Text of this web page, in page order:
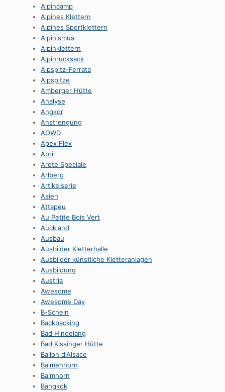
Alpincamp
Alpines Klettern
Alpines Sportklettern
Alpinismus
Alpinklettern
Alpinrucksack
Alpspitz-Ferrata
Alpspitze
Amberger Hütte
Analyse
Angkor
Anstrengung
AOWD
Apex Flex
April
Arete Speciale
Arlberg
Artikelserie
Asien
Attapeu
Au Petite Bois Vert
Auckland
Ausbau
Ausbilder Kletterhalle
Ausbilder künstliche Kletteranlagen
Ausbildung
Austria
Awesome
Awesome Day
B-Schein
Backpacking
Bad Hindelang
Bad Kissinger Hütte
Ballon d'Alsace
Balmenhorn
Balmhorn
Bangkok